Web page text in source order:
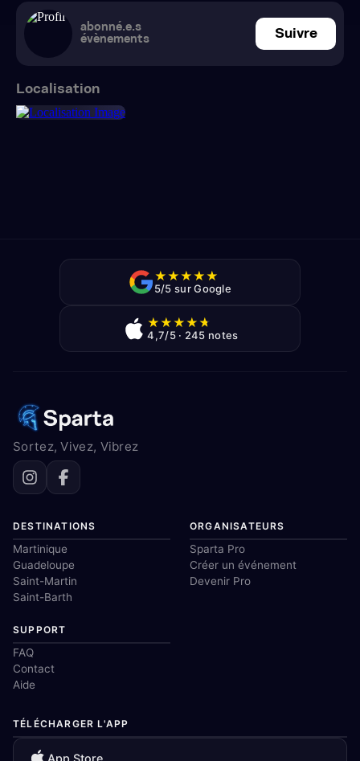
abonné.e.s
évènements
Suivre
Localisation
★★★★★
5/5 sur Google
★★★★★
4,7/5 · 245 notes
Sortez, Vivez, Vibrez
DESTINATIONS
Martinique
Guadeloupe
Saint-Martin
Saint-Barth
ORGANISATEURS
Sparta Pro
Créer un événement
Devenir Pro
SUPPORT
FAQ
Contact
Aide
TÉLÉCHARGER L'APP
App Store